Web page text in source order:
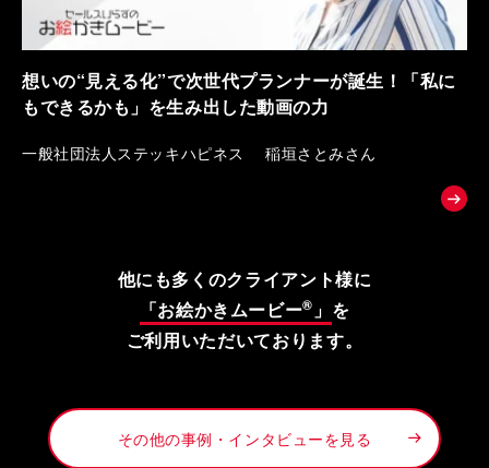
想いの“見える化”で次世代プランナーが誕生！「私に
もできるかも」を生み出した動画の力
一般社団法人ステッキハピネス 稲垣さとみさん
他にも多くのクライアント様に
「お絵かきムービー® 」 を
ご利用いただいております。
その他の事例・インタビューを見る